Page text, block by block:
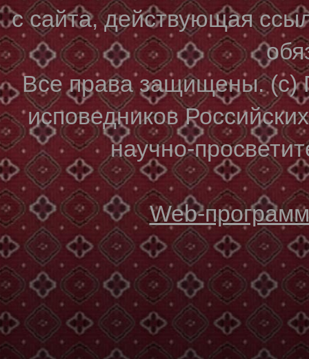
с сайта, действующая
Все права защищены. (с)
исповедников
научно-
Web-